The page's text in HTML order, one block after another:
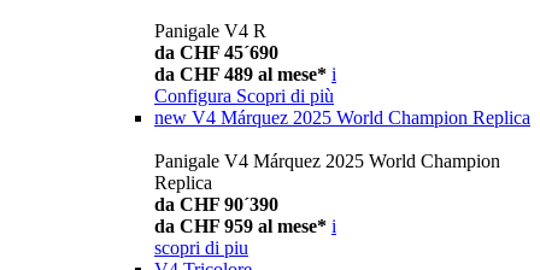
Panigale V4 R
da CHF 45´690
da CHF 489 al mese* i
Configura Scopri di più
new V4 Márquez 2025 World Champion Replica
Panigale V4 Márquez 2025 World Champion
Replica
da CHF 90´390
da CHF 959 al mese* i
scopri di piu